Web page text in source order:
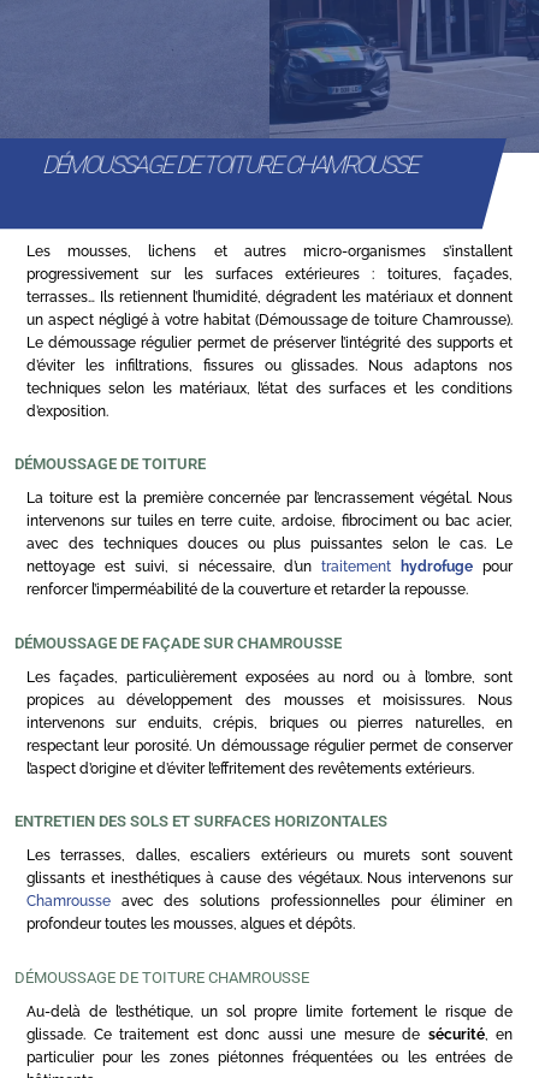
DÉMOUSSAGE DE TOITURE CHAMROUSSE
Les mousses, lichens et autres micro-organismes s’installent
progressivement sur les surfaces extérieures : toitures, façades,
terrasses… Ils retiennent l’humidité, dégradent les matériaux et donnent
un aspect négligé à votre habitat (Démoussage de toiture Chamrousse).
Le démoussage régulier permet de préserver l’intégrité des supports et
d’éviter les infiltrations, fissures ou glissades. Nous adaptons nos
techniques selon les matériaux, l’état des surfaces et les conditions
d’exposition.
DÉMOUSSAGE DE TOITURE
La toiture est la première concernée par l’encrassement végétal. Nous
intervenons sur tuiles en terre cuite, ardoise, fibrociment ou bac acier,
avec des techniques douces ou plus puissantes selon le cas. Le
nettoyage est suivi, si nécessaire, d’untraitement hydrofuge pour
renforcer l’imperméabilité de la couverture et retarder la repousse.
DÉMOUSSAGE DE FAÇADE SUR CHAMROUSSE
Les façades, particulièrement exposées au nord ou à l’ombre, sont
propices au développement des mousses et moisissures. Nous
intervenons sur enduits, crépis, briques ou pierres naturelles, en
respectant leur porosité. Un démoussage régulier permet de conserver
l’aspect d’origine et d’éviter l’effritement des revêtements extérieurs.
ENTRETIEN DES SOLS ET SURFACES HORIZONTALES
Les terrasses, dalles, escaliers extérieurs ou murets sont souvent
glissants et inesthétiques à cause des végétaux. Nous intervenons sur
Chamrousse avec des solutions professionnelles pour éliminer en
profondeur toutes les mousses, algues et dépôts.
DÉMOUSSAGE DE TOITURE CHAMROUSSE
Au-delà de l’esthétique, un sol propre limite fortement le risque de
glissade. Ce traitement est donc aussi une mesure de sécurité, en
particulier pour les zones piétonnes fréquentées ou les entrées de